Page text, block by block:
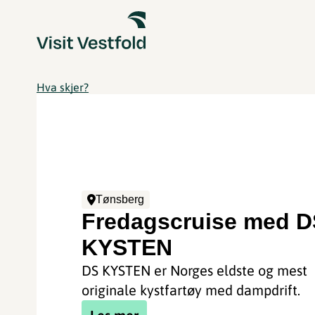
Hva skjer?
Tønsberg
Fredagscruise med
KYSTEN
DS KYSTEN er Norges eldste og mest
originale kystfartøy med dampdrift.